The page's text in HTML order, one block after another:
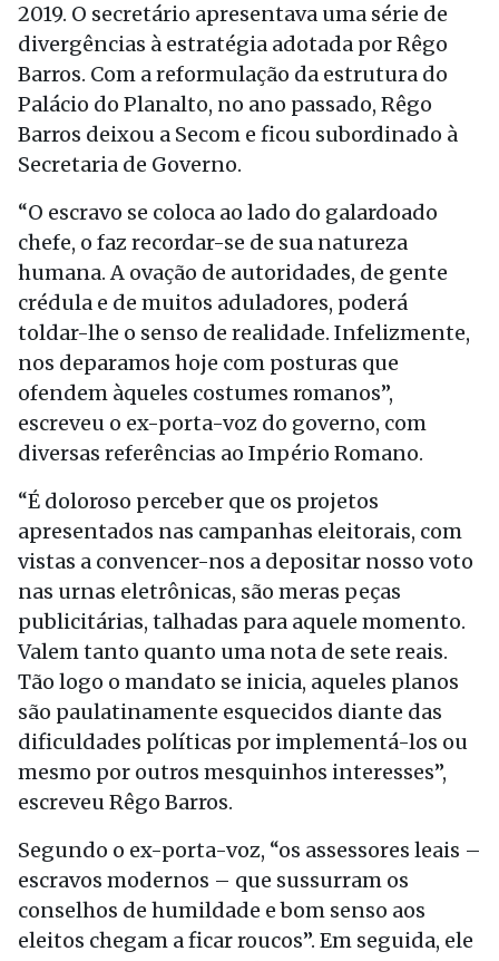
2019. O secretário apresentava uma série de
divergências à estratégia adotada por Rêgo
Barros. Com a reformulação da estrutura do
Palácio do Planalto, no ano passado, Rêgo
Barros deixou a Secom e ficou subordinado à
Secretaria de Governo.
“O escravo se coloca ao lado do galardoado
chefe, o faz recordar-se de sua natureza
humana. A ovação de autoridades, de gente
crédula e de muitos aduladores, poderá
toldar-lhe o senso de realidade. Infelizmente,
nos deparamos hoje com posturas que
ofendem àqueles costumes romanos”,
escreveu o ex-porta-voz do governo, com
diversas referências ao Império Romano.
“É doloroso perceber que os projetos
apresentados nas campanhas eleitorais, com
vistas a convencer-nos a depositar nosso voto
nas urnas eletrônicas, são meras peças
publicitárias, talhadas para aquele momento.
Valem tanto quanto uma nota de sete reais.
Tão logo o mandato se inicia, aqueles planos
são paulatinamente esquecidos diante das
dificuldades políticas por implementá-los ou
mesmo por outros mesquinhos interesses”,
escreveu Rêgo Barros.
Segundo o ex-porta-voz, “os assessores leais –
escravos modernos – que sussurram os
conselhos de humildade e bom senso aos
eleitos chegam a ficar roucos”. Em seguida, ele